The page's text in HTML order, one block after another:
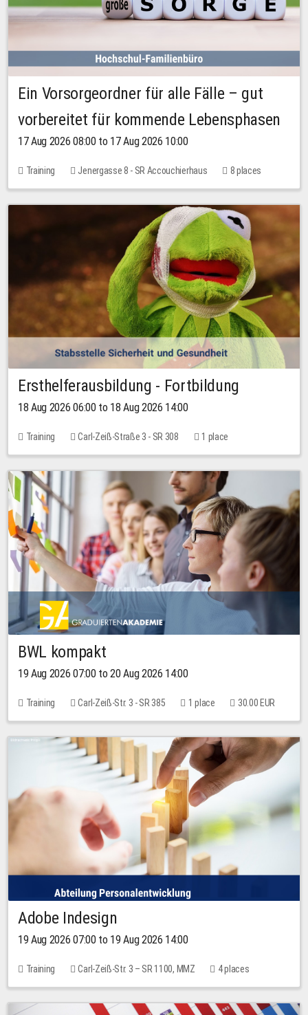
Ein Vorsorgeordner für alle Fälle – gut
vorbereitet für kommende Lebensphasen
17 Aug 2026 08:00 to 17 Aug 2026 10:00
Training Jenergasse 8 - SR Accouchierhaus 8 places
Ersthelferausbildung - Fortbildung
18 Aug 2026 06:00 to 18 Aug 2026 14:00
Training Carl-Zeiß-Straße 3 - SR 308 1 place
BWL kompakt
19 Aug 2026 07:00 to 20 Aug 2026 14:00
Training Carl-Zeiß-Str. 3 - SR 385 1 place 30.00 EUR
Adobe Indesign
19 Aug 2026 07:00 to 19 Aug 2026 14:00
Training Carl-Zeiß-Str. 3 – SR 1100, MMZ 4 places